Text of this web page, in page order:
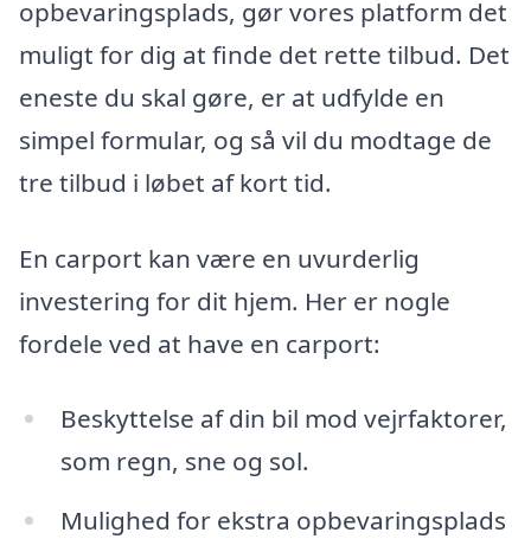
opbevaringsplads, gør vores platform det
muligt for dig at finde det rette tilbud. Det
eneste du skal gøre, er at udfylde en
simpel formular, og så vil du modtage de
tre tilbud i løbet af kort tid.
En carport kan være en uvurderlig
investering for dit hjem. Her er nogle
fordele ved at have en carport:
Beskyttelse af din bil mod vejrfaktorer,
som regn, sne og sol.
Mulighed for ekstra opbevaringsplads